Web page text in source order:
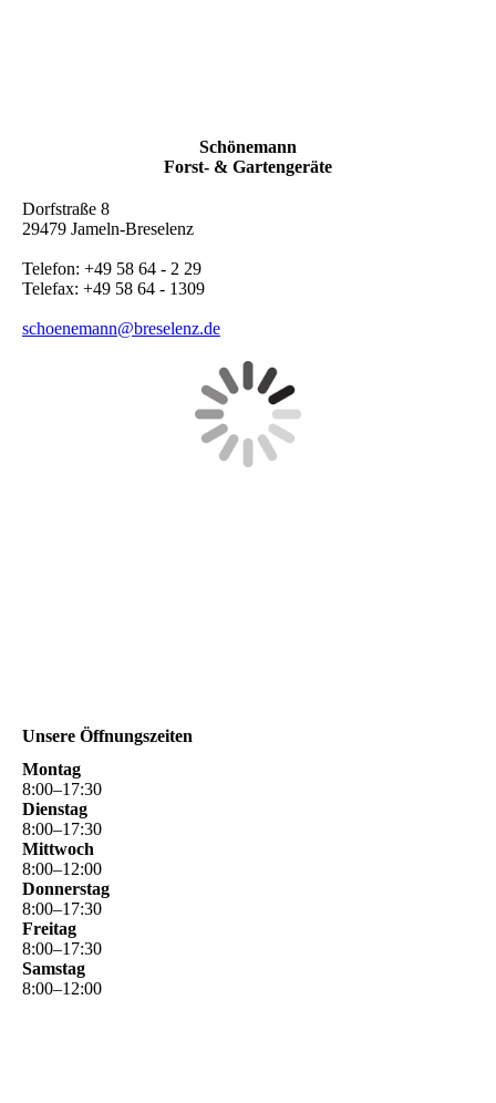
Schönemann
Forst- & Gartengeräte
Dorfstraße 8
29479 Jameln-Breselenz
Telefon: +49 58 64 - 2 29
Telefax: +49 58 64 - 1309
schoenemann@breselenz.de
Unsere Öffnungszeiten
Montag
8:00–17:30
Dienstag
8:00–17:30
Mittwoch
8:00–12:00
Donnerstag
8:00–17:30
Freitag
8:00–17:30
Samstag
8:00–12:00